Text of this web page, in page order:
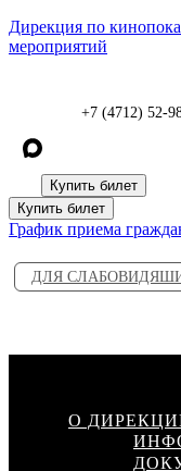
Дирекция по
мероприятий
+7 (4712) 52-
Купить билет
Купить билет
График приема
ДЛЯ
О